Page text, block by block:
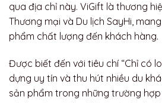
qua địa chỉ này. ViGift là thương
Thương mại và Du lịch SayHi,
phẩm chất lượng đến khách hàng.
Được biết đến với tiêu chí “Chỉ có
dựng uy tín và thu hút nhiều du
sản phẩm trong những trường